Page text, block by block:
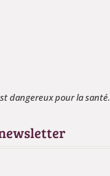
dangereux pour la santé.